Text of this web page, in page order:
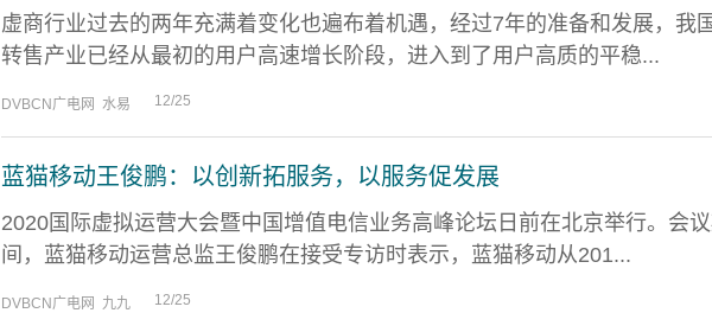
虚商行业过去的两年充满着变化也遍布着机遇，经过7年的准备和发展，我
转售产业已经从最初的用户高速增长阶段，进入到了用户高质的平稳...
DVBCN广电网 水易 12/25
蓝猫移动王俊鹏：以创新拓服务，以服务促发展
2020国际虚拟运营大会暨中国增值电信业务高峰论坛日前在北京举行。会
间，蓝猫移动运营总监王俊鹏在接受专访时表示，蓝猫移动从201...
DVBCN广电网 九九 12/25